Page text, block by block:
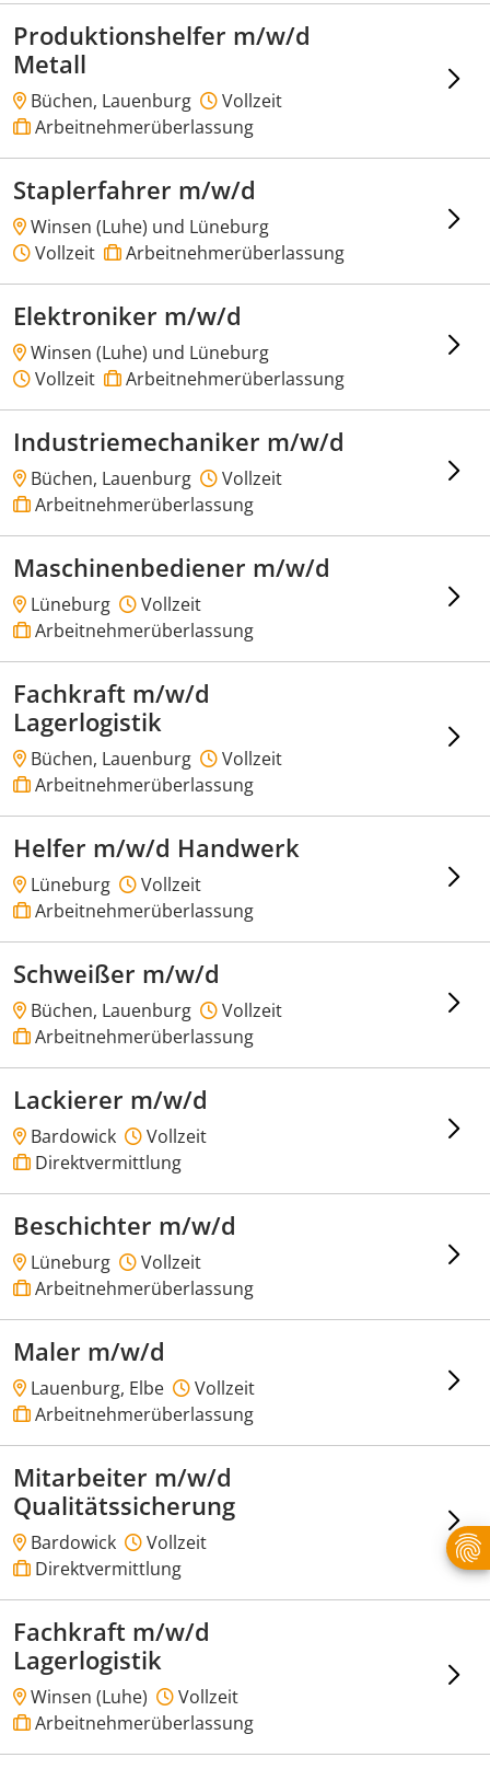
Produktionshelfer m/w/d
Metall
Büchen, Lauenburg
Vollzeit
Arbeitnehmerüberlassung
Staplerfahrer m/w/d
Winsen (Luhe) und Lüneburg
Vollzeit
Arbeitnehmerüberlassung
Elektroniker m/w/d
Winsen (Luhe) und Lüneburg
Vollzeit
Arbeitnehmerüberlassung
Industriemechaniker m/w/d
Büchen, Lauenburg
Vollzeit
Arbeitnehmerüberlassung
Maschinenbediener m/w/d
Lüneburg
Vollzeit
Arbeitnehmerüberlassung
Fachkraft m/w/d
Lagerlogistik
Büchen, Lauenburg
Vollzeit
Arbeitnehmerüberlassung
Helfer m/w/d Handwerk
Lüneburg
Vollzeit
Arbeitnehmerüberlassung
Schweißer m/w/d
Büchen, Lauenburg
Vollzeit
Arbeitnehmerüberlassung
Lackierer m/w/d
Bardowick
Vollzeit
Direktvermittlung
Beschichter m/w/d
Lüneburg
Vollzeit
Arbeitnehmerüberlassung
Maler m/w/d
Lauenburg, Elbe
Vollzeit
Arbeitnehmerüberlassung
Mitarbeiter m/w/d
Qualitätssicherung
Bardowick
Vollzeit
Direktvermittlung
Fachkraft m/w/d
Lagerlogistik
Winsen (Luhe)
Vollzeit
Arbeitnehmerüberlassung